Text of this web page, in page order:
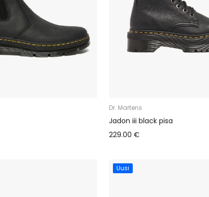
Dr. Martens
Jadon iii black pisa
229.00 €
Uusi